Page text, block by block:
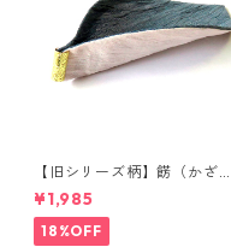
【旧シリーズ柄】餝（かざ
り）金具付き 小千谷縮コース
ター（単品）
¥1,985
18%OFF